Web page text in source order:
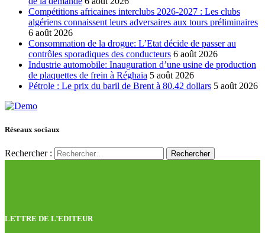
Compétitions africaines interclubs 2026-2027 : Les clubs
algériens connaissent leurs adversaires aux tours préliminaires
6 août 2026
Consommation de la drogue: L’Etat décide de passer au
contrôles sporadiques des conducteurs 6 août 2026
Industrie automobile: Inauguration d’une usine de production
de plaquettes de frein à Réghaïa 5 août 2026
Pétrole : Le prix du baril de Brent à 80.42 dollars 5 août 2026
Réseaux sociaux
Rechercher :
LETTRE DE L’EDITEUR